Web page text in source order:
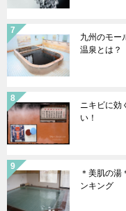
九州のモー
温泉とは？
ニキビに効
い！
＊美肌の湯
ンキング